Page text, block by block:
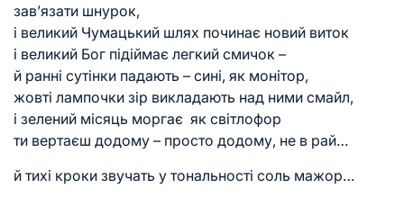
зав’язати шнурок,
і великий Чумацький шлях починає новий виток
і великий Бог підіймає легкий смичок –
й ранні сутінки падають – сині, як монітор,
жовті лампочки зір викладають над ними смайл,
і зелений місяць моргає як світлофор
ти вертаєш додому – просто додому, не в рай…
й тихі кроки звучать у тональності соль мажор…